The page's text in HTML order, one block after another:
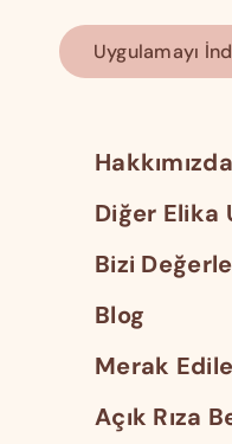
Uygulamayı
Hakkımızda
Diğer Elika
Bizi
Blog
Merak
Açık Rıza